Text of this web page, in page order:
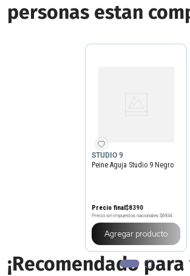
personas estan
STUDIO 9
Peine Aguja Studio 9 Negro
Precio final$8390
Precio sin impuestos nacionales $6934
Agregar producto
¡Recomendado para